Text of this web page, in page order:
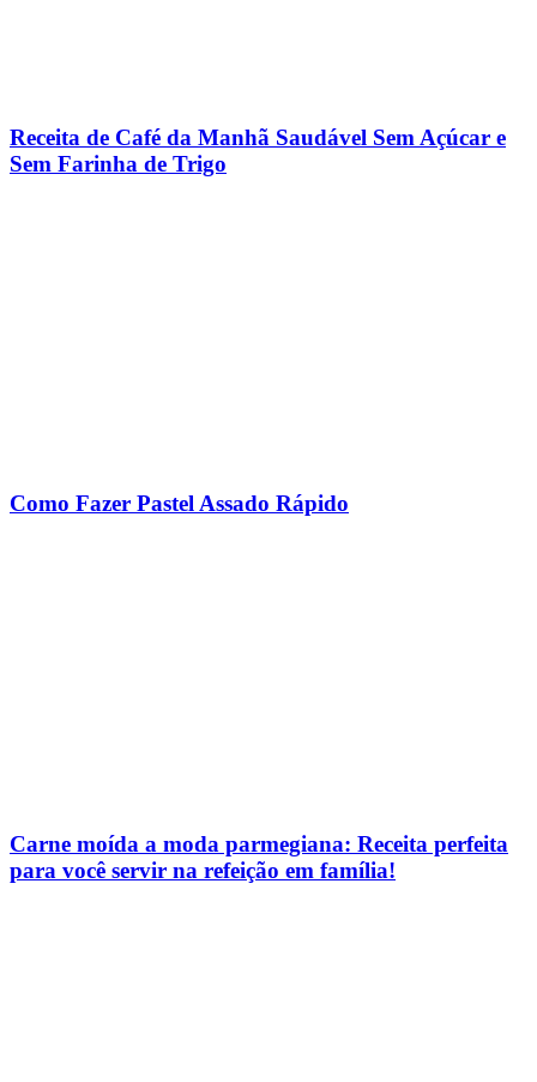
Receita de Café da Manhã Saudável Sem Açúcar e
Sem Farinha de Trigo
Como Fazer Pastel Assado Rápido
Carne moída a moda parmegiana: Receita perfeita
para você servir na refeição em família!